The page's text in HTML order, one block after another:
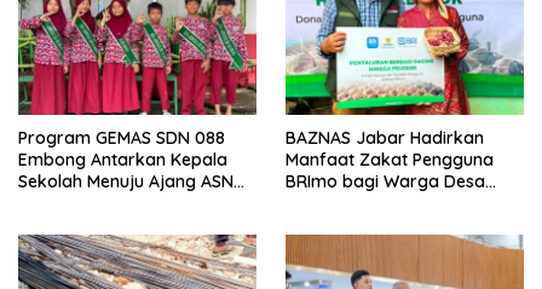
Program GEMAS SDN 088
Embong Antarkan Kepala
Sekolah Menuju Ajang ASN
BAZNAS Jabar Hadirkan
Manfaat Zakat Pengguna
BRImo bagi Warga Desa